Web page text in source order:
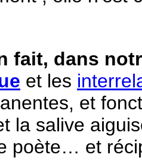
fait, dans
et les
et
la salive
poète… et